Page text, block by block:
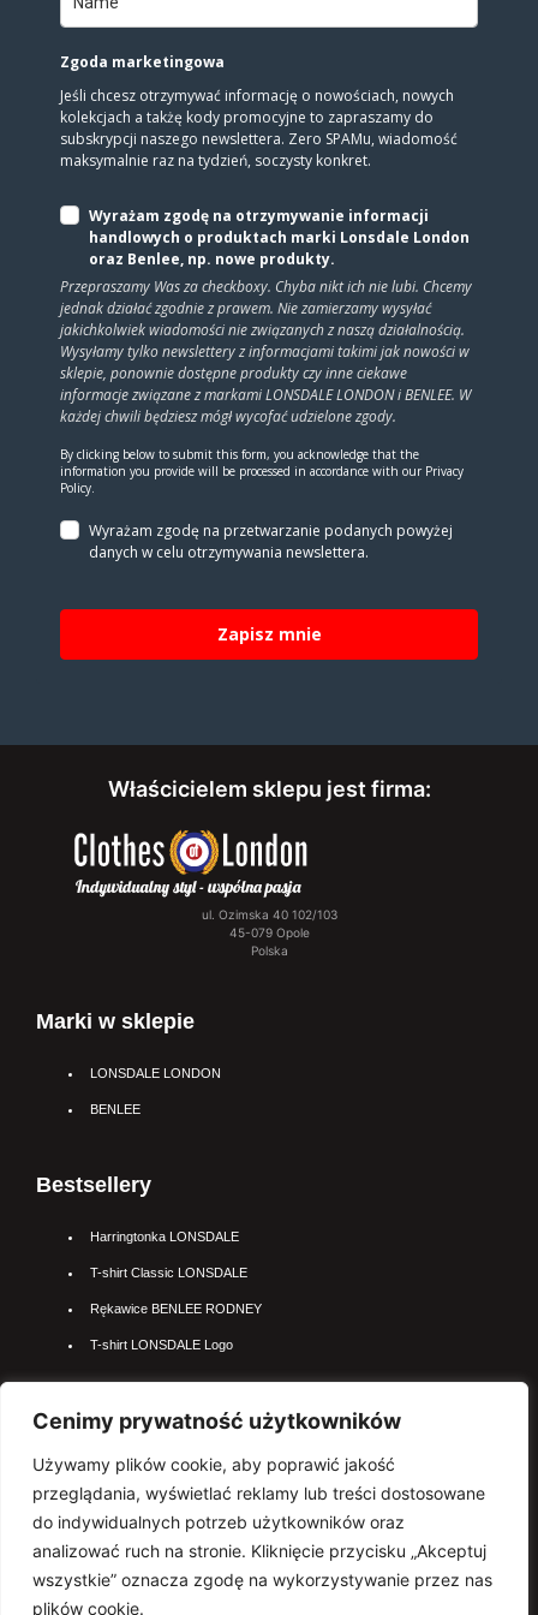
Cenimy prywatność użytkowników
Używamy plików cookie, aby poprawić jakość
przeglądania, wyświetlać reklamy lub treści dostosowane
do indywidualnych potrzeb użytkowników oraz
analizować ruch na stronie. Kliknięcie przycisku „Akceptuj
wszystkie” oznacza zgodę na wykorzystywanie przez nas
plików cookie.
Zgoda marketingowa
Jeśli chcesz otrzymywać informację o nowościach, nowych
kolekcjach a takżę kody promocyjne to zapraszamy do
subskrypcji naszego newslettera. Zero SPAMu, wiadomość
maksymalnie raz na tydzień, soczysty konkret.
Wyrażam zgodę na otrzymywanie informacji
handlowych o produktach marki Lonsdale London
oraz Benlee, np. nowe produkty.
Przepraszamy Was za checkboxy. Chyba nikt ich nie lubi. Chcemy
jednak działać zgodnie z prawem. Nie zamierzamy wysyłać
jakichkolwiek wiadomości nie związanych z naszą działalnością.
Wysyłamy tylko newslettery z informacjami takimi jak nowości w
sklepie, ponownie dostępne produkty czy inne ciekawe
informacje związane z markami LONSDALE LONDON i BENLEE. W
każdej chwili będziesz mógł wycofać udzielone zgody.
By clicking below to submit this form, you acknowledge that the
information you provide will be processed in accordance with our Privacy
Policy.
Wyrażam zgodę na prze­twa­rza­nie po­da­nych powyżej
danych w celu otrzy­my­wa­nia new­slet­tera.
Zapisz mnie
Właścicielem sklepu jest firma:
ul. Ozimska 40 102/103
45-079 Opole
Polska
Marki w sklepie
LONSDALE LONDON
BENLEE
Bestsellery
Harringtonka LONSDALE
T-shirt Classic LONSDALE
Rękawice BENLEE RODNEY
T-shirt LONSDALE Logo
Najpopularniejsze kateogrie
Kurtki LONSDALE
Rękawice BENLEE
Sprzęt BOKSERSKI